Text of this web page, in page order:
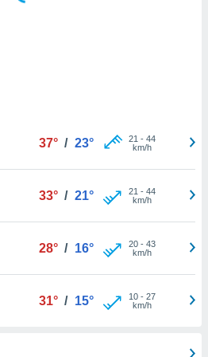
37° / 23° 21 - 44
km/h
33° / 21° 21 - 44
km/h
28° / 16° 20- 43
km/h
31° / 15° 10- 27
km/h